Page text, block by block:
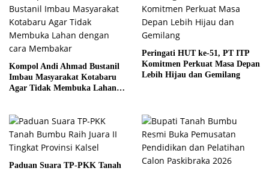
Kompol Andi Ahmad Bustanil
Imbau Masyarakat Kotabaru
Agar Tidak Membuka Lahan
Peringati HUT ke-51, PT ITP
Komitmen Perkuat Masa Depan
Lebih Hijau dan Gemilang
Paduan Suara TP-PKK Tanah